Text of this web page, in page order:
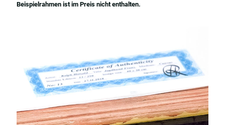
Beispielrahmen ist im Preis nicht enthalten.